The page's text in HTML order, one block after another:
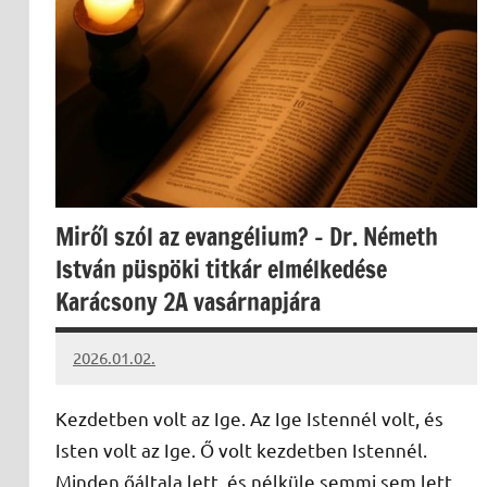
Miről szól az evangélium? – Dr. Németh
István püspöki titkár elmélkedése
Karácsony 2A vasárnapjára
2026.01.02.
Leiszt
Kezdetben volt az Ige. Az Ige Istennél volt, és
Isten volt az Ige. Ő volt kezdetben Istennél.
Minden őáltala lett, és nélküle semmi sem lett,